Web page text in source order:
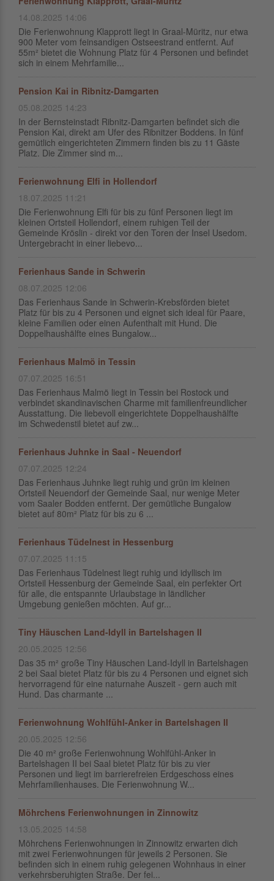
14.08.2025 14:06
Die Ferienwohnung Klapprott liegt in Graal-Müritz, nur etwa
900 Meter vom feinsandigen Ostseestrand entfernt. Auf
55m² bietet die Wohnung Platz für 4 Personen und befindet
sich in einem Mehrfamilie...
Pension Kai in Ribnitz-Damgarten
05.08.2025 14:23
In der Bernsteinstadt Ribnitz-Damgarten befindet sich die
Pension Kai, direkt am Ufer des Ribnitzer Boddens. In fünf
gemütlich eingerichteten Zimmern finden bis zu 11 Gäste
Platz. Die Zimmer sind m...
Ferienwohnung Elfi in Hollendorf
18.07.2025 11:21
Die Ferienwohnung Elfi für bis zu fünf Personen liegt im
kleinen Ortsteil Hollendorf, einem ruhigen Teil der
Gemeinde Kröslin - direkt vor den Toren der Insel Usedom.
Untergebracht in einer liebevo...
Ferienhaus Sande in Schwerin
08.07.2025 12:06
Das Ferienhaus Sande in Schwerin-Krebsförden bietet
Platz für bis zu 4 Personen und eignet sich ideal für Paare,
kleine Familien oder einen Aufenthalt mit Hund. Die
Doppelhaushälfte eines Bungalow...
Ferienhaus Malmö in Tessin
07.07.2025 16:51
Das Ferienhaus Malmö liegt in Tessin bei Rostock und
verbindet skandinavischen Charme mit familienfreundlicher
Ausstattung. Die liebevoll eingerichtete Doppelhaushälfte
im Schwedenstil bietet auf zw...
Ferienhaus Juhnke in Saal - Neuendorf
07.07.2025 12:24
Das Ferienhaus Juhnke liegt ruhig und grün im kleinen
Ortsteil Neuendorf der Gemeinde Saal, nur wenige Meter
vom Saaler Bodden entfernt. Der gemütliche Bungalow
bietet auf 80m² Platz für bis zu 6 ...
Ferienhaus Tüdelnest in Hessenburg
07.07.2025 11:15
Das Ferienhaus Tüdelnest liegt ruhig und idyllisch im
Ortsteil Hessenburg der Gemeinde Saal, ein perfekter Ort
für alle, die entspannte Urlaubstage in ländlicher
Umgebung genießen möchten. Auf gr...
Tiny Häuschen Land-Idyll in Bartelshagen II
20.05.2025 12:56
Das 35 m² große Tiny Häuschen Land-Idyll in Bartelshagen
2 bei Saal bietet Platz für bis zu 4 Personen und eignet sich
hervorragend für eine naturnahe Auszeit - gern auch mit
Hund. Das charmante ...
Ferienwohnung Wohlfühl-Anker in Bartelshagen II
20.05.2025 12:56
Die 40 m² große Ferienwohnung Wohlfühl-Anker in
Bartelshagen II bei Saal bietet Platz für bis zu vier
Personen und liegt im barrierefreien Erdgeschoss eines
Mehrfamilienhauses. Die Ferienwohnung W...
Möhrchens Ferienwohnungen in Zinnowitz
13.05.2025 14:58
Möhrchens Ferienwohnungen in Zinnowitz erwarten dich
mit zwei Ferienwohnungen für jeweils 2 Personen. Sie
befinden sich in einem ruhig gelegenen Wohnhaus in einer
verkehrsberuhigten Straße. Der fei...